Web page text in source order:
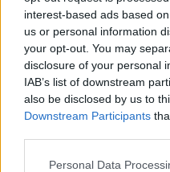
interest-based ads based
us or personal information
your opt-out. You may
disclosure of your personal
IAB’s list of downstream
also be disclosed by us to
Downstream Participants
Please note that this
Personal Data
diploma con 100/100) o
Otras ayudas y
Además de las
adicionales sin el ISEE
Carné Joven Nacional: